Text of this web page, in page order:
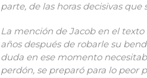
parte, de las horas decisivas que
La mención de Jacob en el
años después de robarle su
duda en ese momento
perdón, se preparó para lo peor